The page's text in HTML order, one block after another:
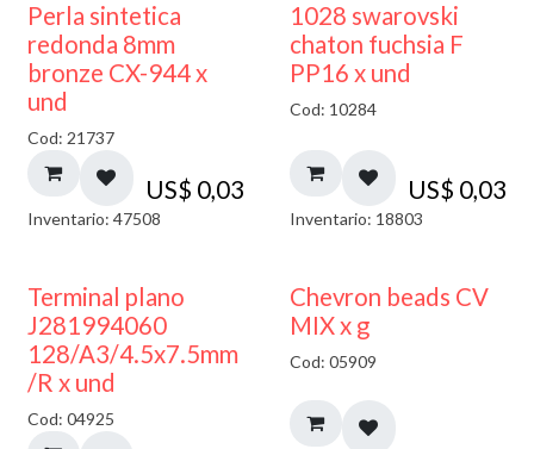
Perla sintetica
redonda 8mm
bronze CX-944 x
und
Cod: 21737
US$ 0,03
Inventario: 47508
1028 swarovski
chaton fuchsia F
PP16 x und
Cod: 10284
US$ 0,03
Inventario: 18803
Terminal plano
J281994060
128/A3/4.5x7.5mm
/R x und
Cod: 04925
50% DESCUENTO
Chevron beads CV
MIX x g
Cod: 05909